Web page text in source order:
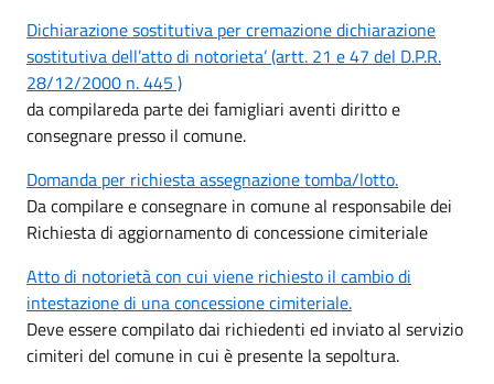
Dichiarazione sostitutiva per cremazione dichiarazione
sostitutiva dell’atto di notorieta’ (artt. 21 e 47 del D.P.R.
28/12/2000 n. 445 )
da compilareda parte dei famigliari aventi diritto e
consegnare presso il comune.
Domanda per richiesta assegnazione tomba/lotto.
Da compilare e consegnare in comune al responsabile dei
Richiesta di aggiornamento di concessione cimiteriale
Atto di notorietà con cui viene richiesto il cambio di
intestazione di una concessione cimiteriale.
Deve essere compilato dai richiedenti ed inviato al servizio
cimiteri del comune in cui è presente la sepoltura.